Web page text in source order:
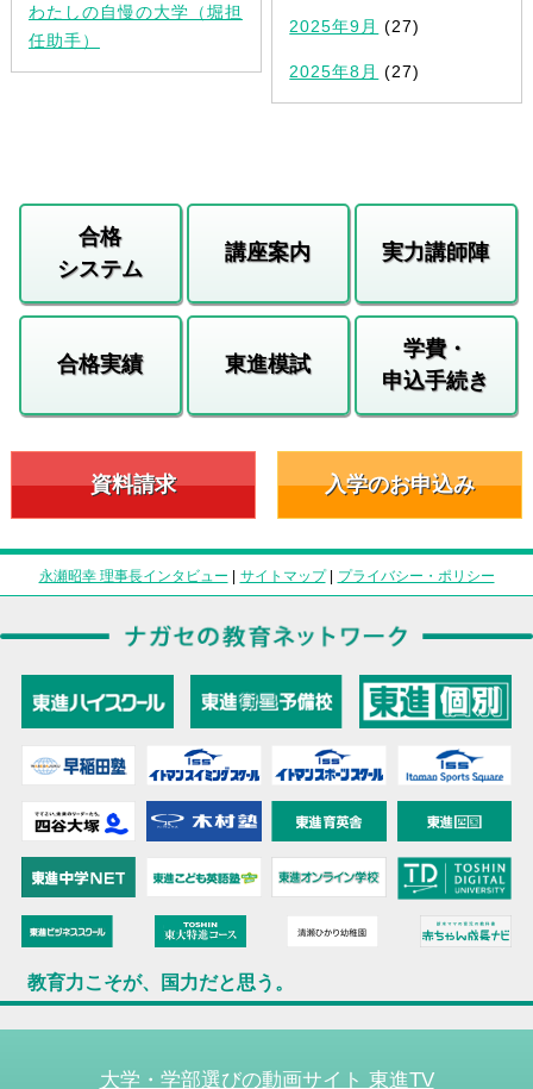
わたしの自慢の大学（堀担
任助手）
2025年9月 (27)
2025年8月 (27)
合格
システム
講座案内 実力講師陣
合格実績 東進模試
学費・
申込手続き
資料請求 入学のお申込み
永瀬昭幸 理事長インタビュー | サイトマップ| プライバシー・ポリシー
教育力こそが、国力だと思う。
大学・学部選びの動画サイト 東進TV